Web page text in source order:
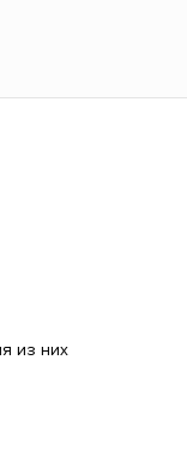
из них